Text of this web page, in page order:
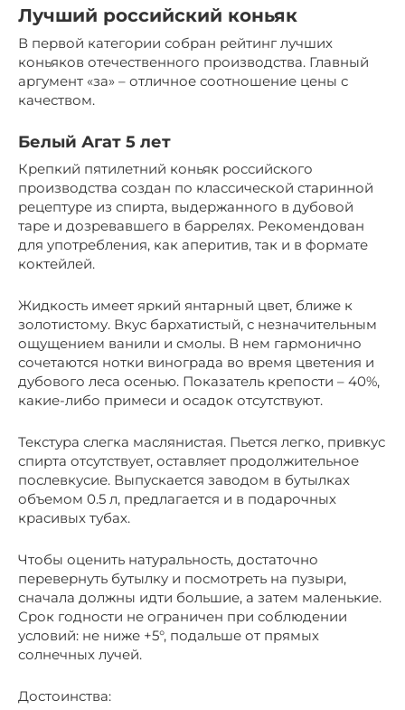
Лучший российский коньяк
В первой категории собран рейтинг лучших
коньяков отечественного производства. Главный
аргумент «за» – отличное соотношение цены с
качеством.
Белый Агат 5 лет
Крепкий пятилетний коньяк российского
производства создан по классической старинной
рецептуре из спирта, выдержанного в дубовой
таре и дозревавшего в баррелях. Рекомендован
для употребления, как аперитив, так и в формате
коктейлей.
Жидкость имеет яркий янтарный цвет, ближе к
золотистому. Вкус бархатистый, с незначительным
ощущением ванили и смолы. В нем гармонично
сочетаются нотки винограда во время цветения и
дубового леса осенью. Показатель крепости – 40%,
какие-либо примеси и осадок отсутствуют.
Текстура слегка маслянистая. Пьется легко, привкус
спирта отсутствует, оставляет продолжительное
послевкусие. Выпускается заводом в бутылках
объемом 0.5 л, предлагается и в подарочных
красивых тубах.
Чтобы оценить натуральность, достаточно
перевернуть бутылку и посмотреть на пузыри,
сначала должны идти большие, а затем маленькие.
Срок годности не ограничен при соблюдении
условий: не ниже +5°, подальше от прямых
солнечных лучей.
Достоинства: